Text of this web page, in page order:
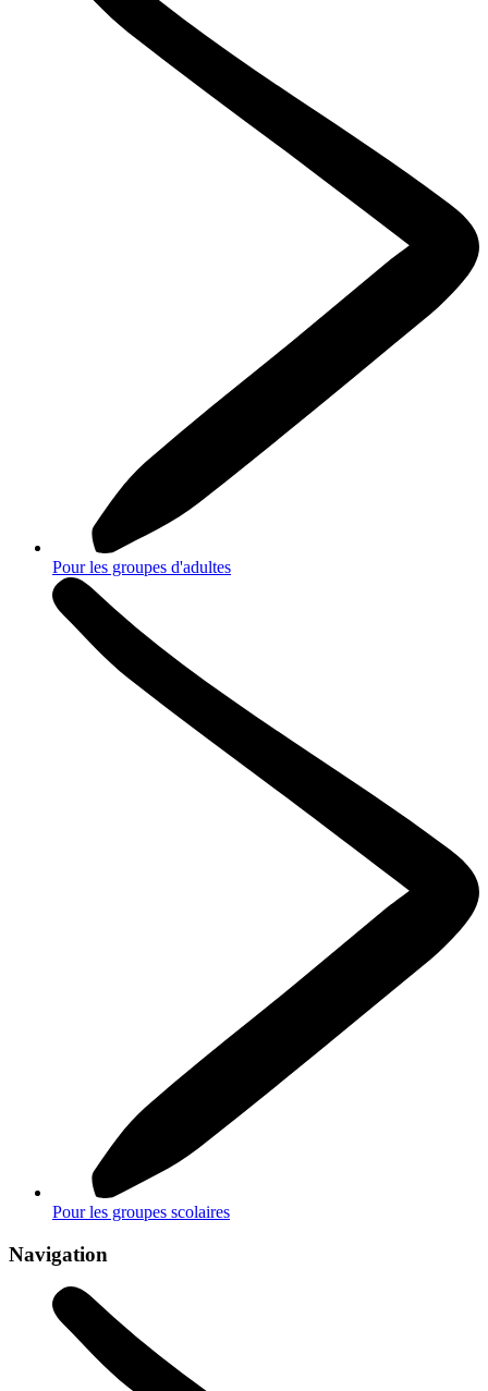
Pour les groupes d'adultes
Pour les groupes scolaires
Navigation